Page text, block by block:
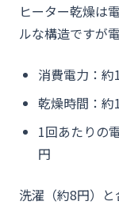
ヒーター乾燥は
ルな構造ですが
消費電力：約
乾燥時間：約
1回あたりの
円
洗濯（約8円）